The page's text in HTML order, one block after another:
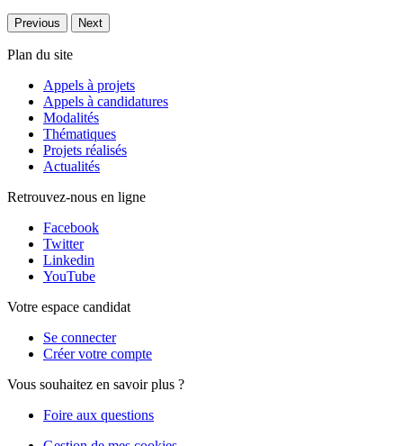
Previous Next
Plan du site
Appels à projets
Appels à candidatures
Modalités
Thématiques
Projets réalisés
Actualités
Retrouvez-nous en ligne
Facebook
Twitter
Linkedin
YouTube
Votre espace candidat
Se connecter
Créer votre compte
Vous souhaitez en savoir plus ?
Foire aux questions